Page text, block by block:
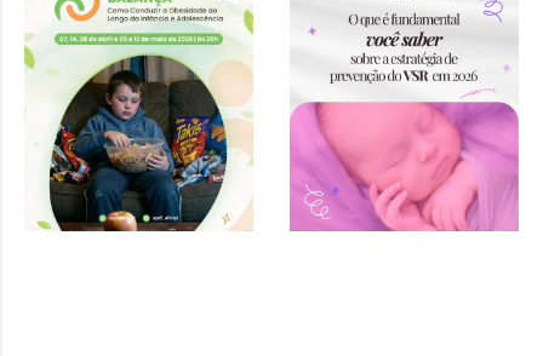
Conduzir a
Obesidade ao
Longo da
Infância e
Adolescência”